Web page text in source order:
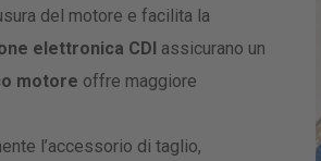
del motore e facilita la
elettronica CDI assicurano un
motore offre maggiore
l’accessorio di taglio,